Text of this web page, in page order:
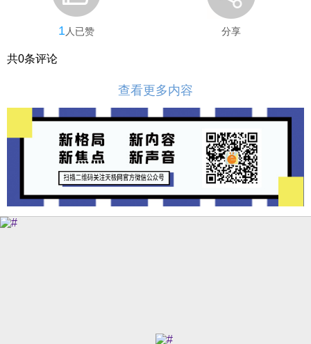
1 人已赞 分享
共0条评论
查看更多内容